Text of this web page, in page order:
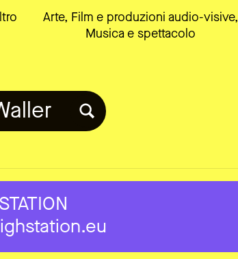
Arte, Film e produzioni audio-visive,
Musica e spettacolo